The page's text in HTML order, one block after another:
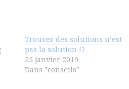
Trouver des solutions n’est
pas la solution !?
25 janvier 2019
Dans "conseils"